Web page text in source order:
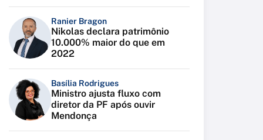
Ranier Bragon
Nikolas declara patrimônio
10.000% maior do que em
2022
Basília Rodrigues
Ministro ajusta fluxo com
diretor da PF após ouvir
Mendonça